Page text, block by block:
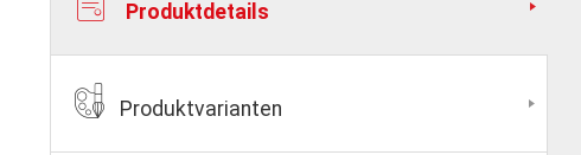
Produktdetails
Produktvarianten